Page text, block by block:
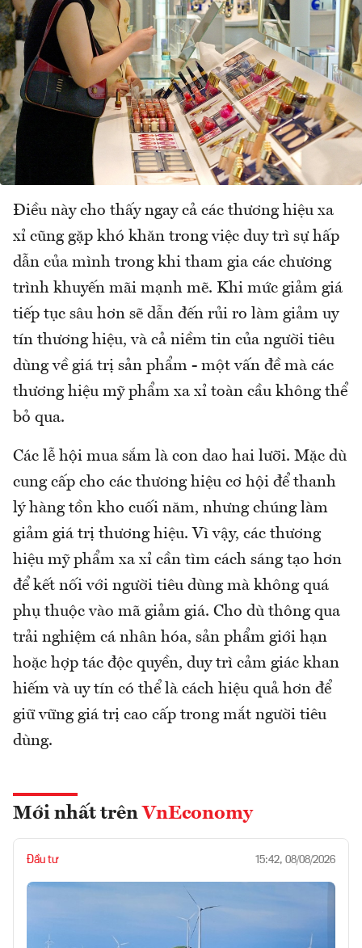
Điều này cho thấy ngay cả các thương hiệu xa
xỉ cũng gặp khó khăn trong việc duy trì sự hấp
dẫn của mình trong khi tham gia các chương
trình khuyến mãi mạnh mẽ. Khi mức giảm giá
tiếp tục sâu hơn sẽ dẫn đến rủi ro làm giảm uy
tín thương hiệu, và cả niềm tin của người tiêu
dùng về giá trị sản phẩm - một vấn đề mà các
thương hiệu mỹ phẩm xa xỉ toàn cầu không thể
bỏ qua.
Các lễ hội mua sắm là con dao hai lưỡi. Mặc dù
cung cấp cho các thương hiệu cơ hội để thanh
lý hàng tồn kho cuối năm, nhưng chúng làm
giảm giá trị thương hiệu. Vì vậy, các thương
hiệu mỹ phẩm xa xỉ cần tìm cách sáng tạo hơn
để kết nối với người tiêu dùng mà không quá
phụ thuộc vào mã giảm giá. Cho dù thông qua
trải nghiệm cá nhân hóa, sản phẩm giới hạn
hoặc hợp tác độc quyền, duy trì cảm giác khan
hiếm và uy tín có thể là cách hiệu quả hơn để
giữ vững giá trị cao cấp trong mắt người tiêu
dùng.
Mới nhất trên VnEconomy
Đầu tư 15:42, 08/08/2026